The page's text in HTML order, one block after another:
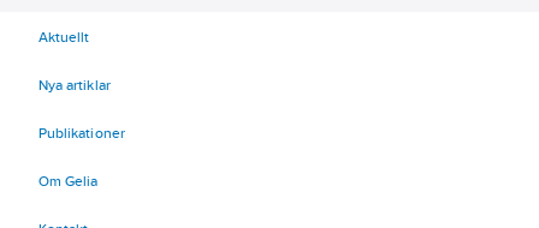
Aktuellt
Nya artiklar
Publikationer
Om Gelia